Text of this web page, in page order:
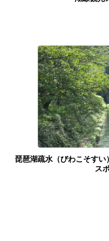
琵琶湖疏水（びわこそす
ス